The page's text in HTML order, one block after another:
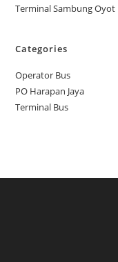
Terminal Sambung Oyot
Categories
Operator Bus
PO Harapan Jaya
Terminal Bus